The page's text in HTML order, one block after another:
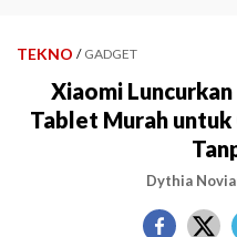
TEKNO / GADGET
Xiaomi Luncurkan
Tablet Murah
Dythia